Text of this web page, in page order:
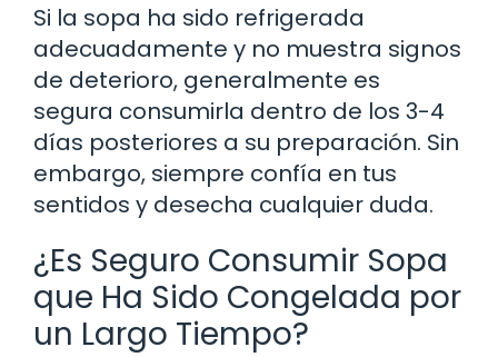
Si la sopa ha sido refrigerada
adecuadamente y no muestra signos
de deterioro, generalmente es
segura consumirla dentro de los 3-4
días posteriores a su preparación. Sin
embargo, siempre confía en tus
sentidos y desecha cualquier duda.
¿Es Seguro Consumir Sopa
que Ha Sido Congelada por
un Largo Tiempo?